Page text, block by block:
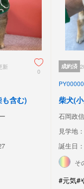
新
0
含む)
成約済
柴犬(
石岡政
見学地
誕生日
そ
#元気#